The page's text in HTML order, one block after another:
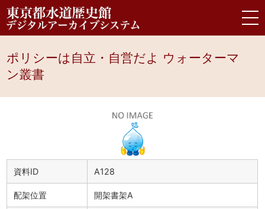
ポリシーは自立・自営だよ ウォーターマ
ン叢書
資料ID A128
配架位置 開架書架A